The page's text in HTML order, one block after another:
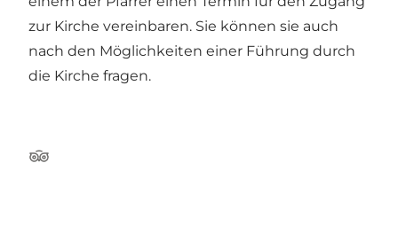
zur Kirche vereinbaren. Sie können sie auch
nach den Möglichkeiten einer Führung durch
die Kirche fragen.
TripAdvisor